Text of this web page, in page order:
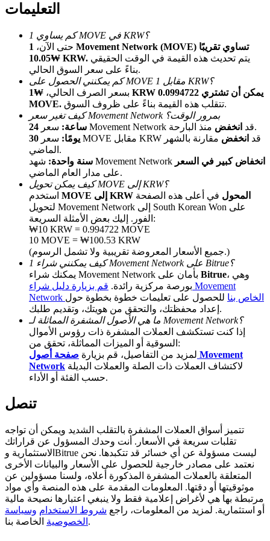
الإحالة
قم بدعوة صديق لتحصل على مكافآت نقدية
BTC Welcome Rewards
BTC Welcome Rewards
Deposit & Trade BTC to Share 25000 USDT prize pool!
Deposit CASHCAT & Win
Share 500000 CASHCAT prize pool
Exclusive for BitMart Users
Register & Trade to Win 500,000 USDT
Precious Metals Trading Carnival
Trade Gold & Silver · 33,333 USDT Bonus
التعليمات
كم يساوي 1 MOVE في KRW؟
حتى الآن، 1 Movement Network (MOVE) تساوي تقريبًا
₩10.05 KRW.
بناءً على سعر السوق الحالي.
كم يمكنني الحصول على MOVE مقابل 1 KRW؟
بسعر الصرف الحالي،
₩1 KRW يمكن أن تشتري 0.0994722
MOVE.
تتقلب هذه القيمة بناءً على ظروف السوق.
كيف تغير سعر Movement Network بمرور الوقت؟
24 ساعة:
سعر Movement Network قد انخفض
منذ البارحة.
30 يومًا:
سعر MOVE مقابل KRW قد انخفض مقارنة بالشهر
الماضي.
سنة واحدة: شهد Movement Network انخفاض كبير في السعر
على مدار العام الماضي.
كيف يمكن تحويل MOVE إلى KRW؟
MOVE إلى KRW المحول في أعلى هذه الصفحة
لتحويل Movement Network إلى South Korean Won على
الفور. إليك بعض الأمثلة السريعة:
₩10 KRW = 0.994722 MOVE
10 MOVE = ₩100.53 KRW
(جميع الأسعار المعروضة تقريبية ولا تشمل الرسوم.)
كيف يمكنني شراء 1 Movement Network على Bitrue؟
Bitrue، وهي
بورصة مركزية رائدة. قم بزيارة دليل شراء Movement
Network الخاص بنا للحصول على تعليمات خطوة بخطوة حول
إعداد محفظتك، والتحقق من هويتك، وتقديم طلبك.
ما هي الأصول المشفرة المماثلة لـ Movement Network؟
إذا كنت تستكشف العملات المشفرة ذات رؤوس الأموال
السوقية أو الميزات المماثلة، تحقق من:
لمزيد من التفاصيل، قم بزيارة صفحة أصول Movement
Network
حسب الفئة أو الأداء.
تنصل
تتميز أسواق العملات المشفرة بالتقلب الشديد ويمكن أن تواجه
تقلبات سريعة في الأسعار. أنت وحدك المسؤول عن قراراتك
الاستثمارية وBitrue ليست مسؤولة عن أي خسائر قد تتكبدها. نحن
نعتمد على مصادر خارجية للحصول على الأسعار والبيانات الأخرى
المتعلقة بالعملات المشفرة المذكورة أعلاه، ولسنا مسؤولين عن
موثوقيتها أو دقتها. المعلومات المقدمة على هذه المنصة وأي مواد
مرتبطة بها هي لأغراض إعلامية فقط ولا ينبغي اعتبارها نصيحة مالية
أو استثمارية. لمزيد من المعلومات، راجع شروط الاستخدام وسياسة
الخصوصية الخاصة بنا.